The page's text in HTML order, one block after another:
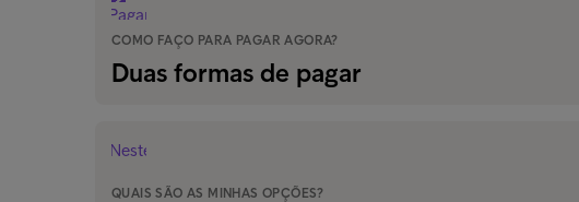
COMO FAÇO PARA PAGAR AGORA?
Duas formas de pagar
QUAIS SÃO AS MINHAS OPÇÕES?